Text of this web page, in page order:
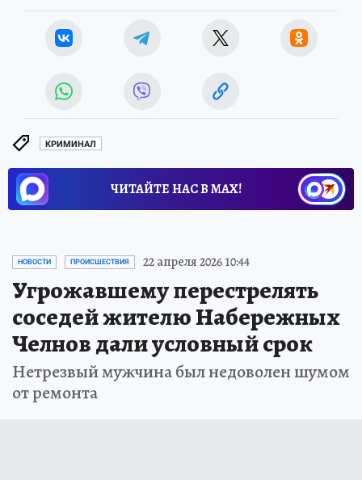
КРИМИНАЛ
ЧИТАЙТЕ НАС В МАХ!
НОВОСТИ ПРОИСШЕСТВИЯ 22 апреля 2026 10:44
Угрожавшему перестрелять
соседей жителю Набережных
Челнов дали условный срок
Нетрезвый мужчина был недоволен шумом
от ремонта